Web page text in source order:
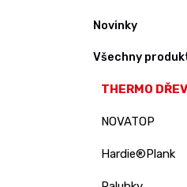
Novinky
Všechny
THERMO
NOVATOP
Hardie®Plank